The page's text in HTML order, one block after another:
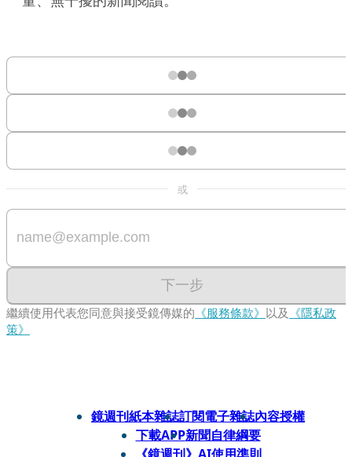
或
下一步
繼續使用代表您同意與接受鏡傳媒的 《服務條款》 以及 《隱私政
策》
鏡週刊紙本雜誌訂閱電子雜誌內容授權
下載APP新聞自律綱要